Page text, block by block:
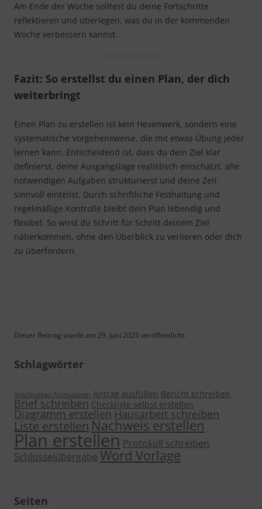
Am Ende der Woche solltest du deine Fortschritte
reflektieren und überlegen, was du in der kommenden
Woche verbessern kannst.
Fazit: So erstellst du einen Plan, der dich
weiterbringt
Einen Plan zu erstellen ist kein Hexenwerk, sondern eine
systematische Vorgehensweise, die mit etwas Übung jeder
lernen kann. Entscheidend ist, dass du dein Ziel klar
definierst, deine Ausgangslage realistisch einschätzt, alle
notwendigen Aufgaben strukturierst und deine Zeit
sinnvoll einteilst. Durch schriftliche Festhaltung und
regelmäßige Kontrolle bleibt dein Plan lebendig und
flexibel. So wirst du Schritt für Schritt deinem Ziel
näherkommen, ohne den Überblick zu verlieren oder dich
zu überfordern.
Dieser Beitrag wurde am 29. Juni 2025 veröffentlicht.
Schlagwörter
Anschreiben formulieren Antrag ausfüllen Bericht schreiben
Brief schreiben Checkliste selbst erstellen
Diagramm erstellenHausarbeit schreiben
Liste erstellen Nachweis erstellen
Plan erstellen Protokoll schreiben
Schlüsselübergabe Word Vorlage
Seiten